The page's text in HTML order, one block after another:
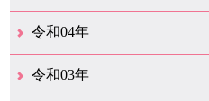
10月（1）
6月（1）
3月（1）
令和04年
12月（1）
令和03年